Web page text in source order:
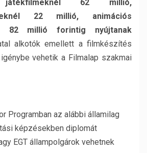
játékfilmeknél 62 millió,
22 millió, animációs
82 millió forintig nyújtanak
alkotók emellett a filmkészítés
vehetik a Filmalap szakmai
Programban az alábbi államilag
képzésekben diplomát
EGT állampolgárok vehetnek